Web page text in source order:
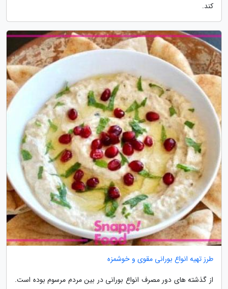
کند.
طرز تهیه انواع بورانی مقوی و خوشمزه
از گذشته های دور مصرف انواع بورانی در بین مردم مرسوم بوده است.